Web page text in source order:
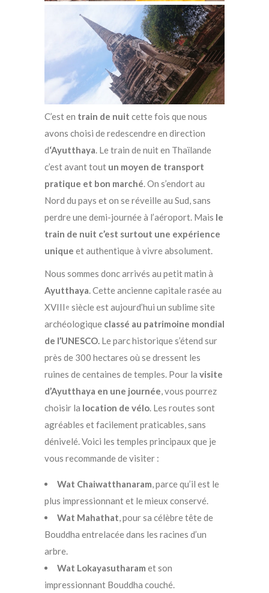
C’est en train de nuit cette fois que nous
avons choisi de redescendre en direction
d‘Ayutthaya. Le train de nuit en Thaïlande
c’est avant tout un moyen de transport
pratique et bon marché. On s’endort au
Nord du pays et on se réveille au Sud, sans
perdre une demi-journée à l’aéroport. Mais le
train de nuit c’est surtout une expérience
unique et authentique à vivre absolument.
Nous sommes donc arrivés au petit matin à
Ayutthaya. Cette ancienne capitale rasée au
XVIII e siècle estaujourd’hui un sublime site
archéologique classé au patrimoine mondial
de l’UNESCO. Le parc historique s’étend sur
près de 300 hectares où se dressent les
ruines de centaines de temples. Pour la visite
d’Ayutthaya en une journée, vous pourrez
choisir la location de vélo. Les routes sont
agréables et facilement praticables, sans
dénivelé. Voici les temples principaux que je
vous recommande de visiter :
Wat Chaiwatthanaram, parce qu’il est le
plus impressionnant et le mieux conservé.
Wat Mahathat, pour sa célèbre tête de
Bouddha entrelacée dans les racines d’un
arbre.
Wat Lokayasutharam etson
impressionnant Bouddha couché.